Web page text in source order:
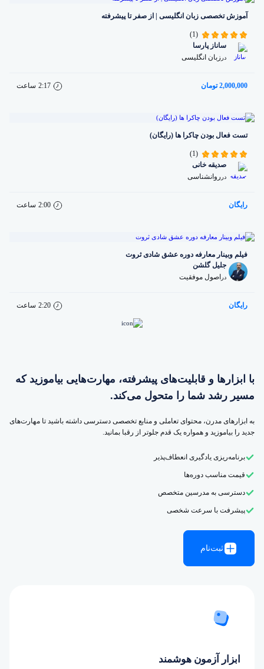
آموزش تخصصی زبان انگلیسی | از صفر تا پیشرفته
(1)
ساناز پارسا
در زبان انگلیسی
2,000,000 تومان 2:17 ساعت
تست فعال بودن چاکرا ها (رایگان)
(1)
صدیقه خانی
در روانشناسی
رایگان 2:00 ساعت
فیلم وبینار معارفه دوره عشق شادی ثروت
جلیل گلشن
در اصول موفقیت
رایگان 2:20 ساعت
با ابزارها و قابلیت‌های پیشرفته، مهارت‌هایی بیاموزید که
مسیر رشد شما را متحول می‌کند.
به ابزارهای مدرن، محتوای تعاملی و منابع تخصصی دسترسی داشته باشید تا مهارت‌های
جدید را بیاموزید و همواره یک قدم جلوتر از رقبا بمانید.
برنامه‌ریزی یادگیری انعطاف‌پذیر
قیمت مناسب دوره‌ها
دسترسی به مدرسین متخصص
پیشرفت با سرعت شخصی
ثبت‌نام
ابزار آزمون هوشمند